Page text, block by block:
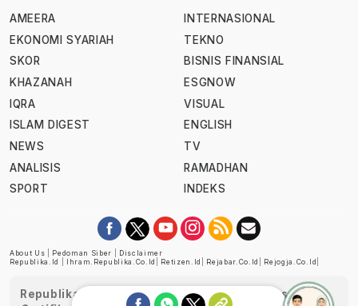
AMEERA
EKONOMI SYARIAH
SKOR
KHAZANAH
IQRA
ISLAM DIGEST
NEWS
ANALISIS
SPORT
INTERNASIONAL
TEKNO
BISNIS FINANSIAL
ESGNOW
VISUAL
ENGLISH
TV
RAMADHAN
INDEKS
About Us Pedoman Siber
Disclaimer
Republika.id
Ihram.republika.co.id Retizen.id Rejabar.co.id Rejogja.co.id
Republika telah diverifikasi oleh Dewan Pers